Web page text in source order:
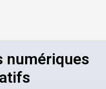
numériques